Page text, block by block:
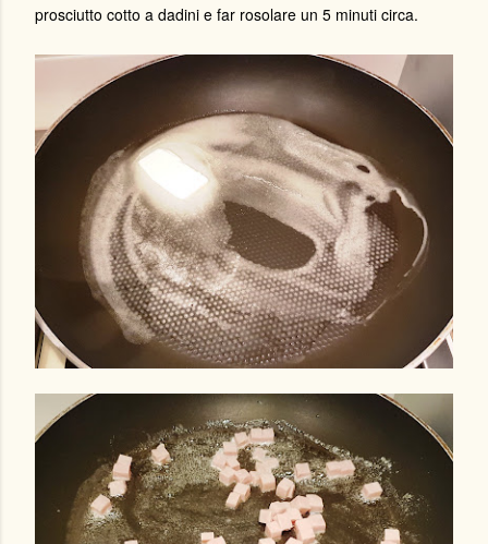
prosciutto cotto a dadini e far rosolare un 5 minuti circa.